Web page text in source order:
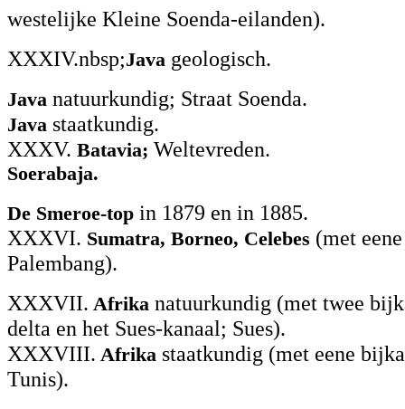
westelijke Kleine Soenda-eilanden).
XXXIV.nbsp;Java geologisch.
Java natuurkundig; Straat Soenda.
Java staatkundig.
XXXV. Batavia; Weltevreden.
Soerabaja.
De Smeroe-top in 1879 en in 1885.
XXXVI. Sumatra, Borneo, Celebes (met
Palembang).
XXXVII. Afrika natuurkundig (met twee
delta en het Sues-kanaal; Sues).
XXXVIII. Afrika staatkundig (met eene
Tunis).